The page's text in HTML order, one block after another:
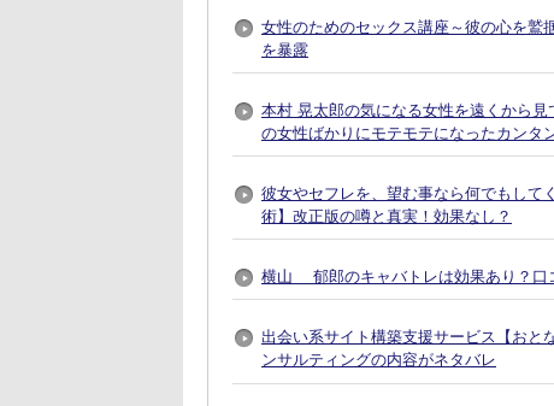
女性のためのセックス講座～彼の心を
を暴露
本村 晃太郎の気になる女性を遠くから
の女性ばかりにモテモテになったカンタ
彼女やセフレを、望む事なら何でもして
術】改正版の噂と真実！効果なし？
横山 郁郎のキャバトレは効果あり？口
出会い系サイト構築支援サービス【おと
ンサルティングの内容がネタバレ